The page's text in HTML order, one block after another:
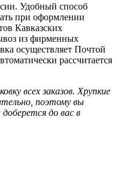
Удобный способ
при оформлении
Кавказских
из фирменных
осуществляет Почтой
рассчитается
всех заказов. Хрупкие
поэтому вы
до вас в